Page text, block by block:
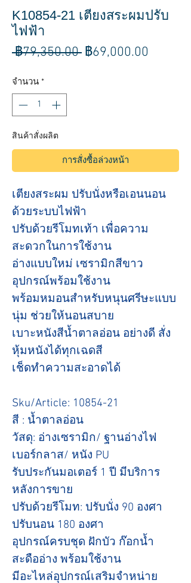
K10854-21 เตียงสระผมปรับ
ไฟฟ้า
฿79,350.00 ราคา
฿69,000.00
จำนวน *
สินค้าสั่งผลิต
การสั่งซื้อล่วงหน้า
เตียงสระผม ปรับนั่งหรือเอนนอน
ด้วยระบบไฟฟ้า
ปรับด้วยรีโมทเท้า เพื่อความ
สะดวกในการใช้งาน
อ่างแบบใหม่ เซรามิกสีขาว
อุปกรณ์พร้อมใช้งาน
พร้อมหมอนสำหรับหนุนศรีษะแบบ
นุ่ม ช่วยให้นอนสบาย
เบาะหนังสีน้ำตาลอ่อน อย่างดี สั่ง
หุ้มหนังได้ทุกเฉดสี
เช็ดทำความสะอาดได้
Sku/Article: 10854-21
สี : น้ำตาลอ่อน
วัสดุ: อ่างเซรามิก/ ฐานอ่างไฟ
เบอร์กลาส/ หนัง PU
รับประกันมอเตอร์ 1 ปี มีบริการ
หลังการขาย
ปรับด้วยรีโมท: ปรับนั่ง 90 องศา
ปรับนอน 180 องศา
อุปกรณ์ครบชุด ฝักบัว ก๊อกน้ำ
สะดืออ่าง พร้อมใช้งาน
มีอะไหล่อุปกรณ์เสริมจำหน่าย